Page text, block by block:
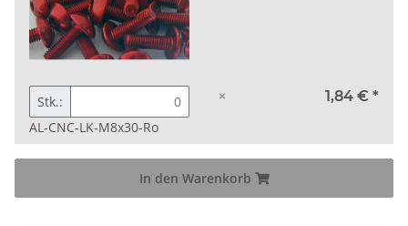
Stk.:
AL-CNC-LK-M8x30-Ro
× 1,84 € *
In den Warenkorb